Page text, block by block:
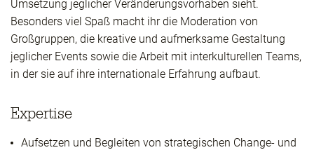
Umsetzung jeglicher Veränderungsvorhaben sieht.
Besonders viel Spaß macht ihr die Moderation von
Großgruppen, die kreative und aufmerksame Gestaltung
jeglicher Events sowie die Arbeit mit interkulturellen Teams,
in der sie auf ihre internationale Erfahrung aufbaut.
Expertise
Aufsetzen und Begleiten von strategischen Change- und